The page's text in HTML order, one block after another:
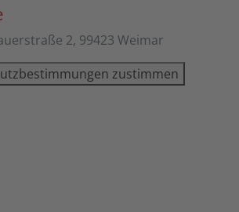
2, 99423 Weimar
zustimmen